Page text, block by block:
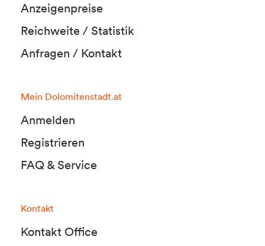
Anzeigenpreise
Reichweite / Statistik
Anfragen / Kontakt
Mein Dolomitenstadt.at
Anmelden
Registrieren
FAQ & Service
Kontakt
Kontakt Office